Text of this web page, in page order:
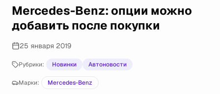
Mercedes-Benz: опции можно
добавить после покупки
25 января 2019
Рубрики: Новинки Автоновости
Марки: Mercedes-Benz